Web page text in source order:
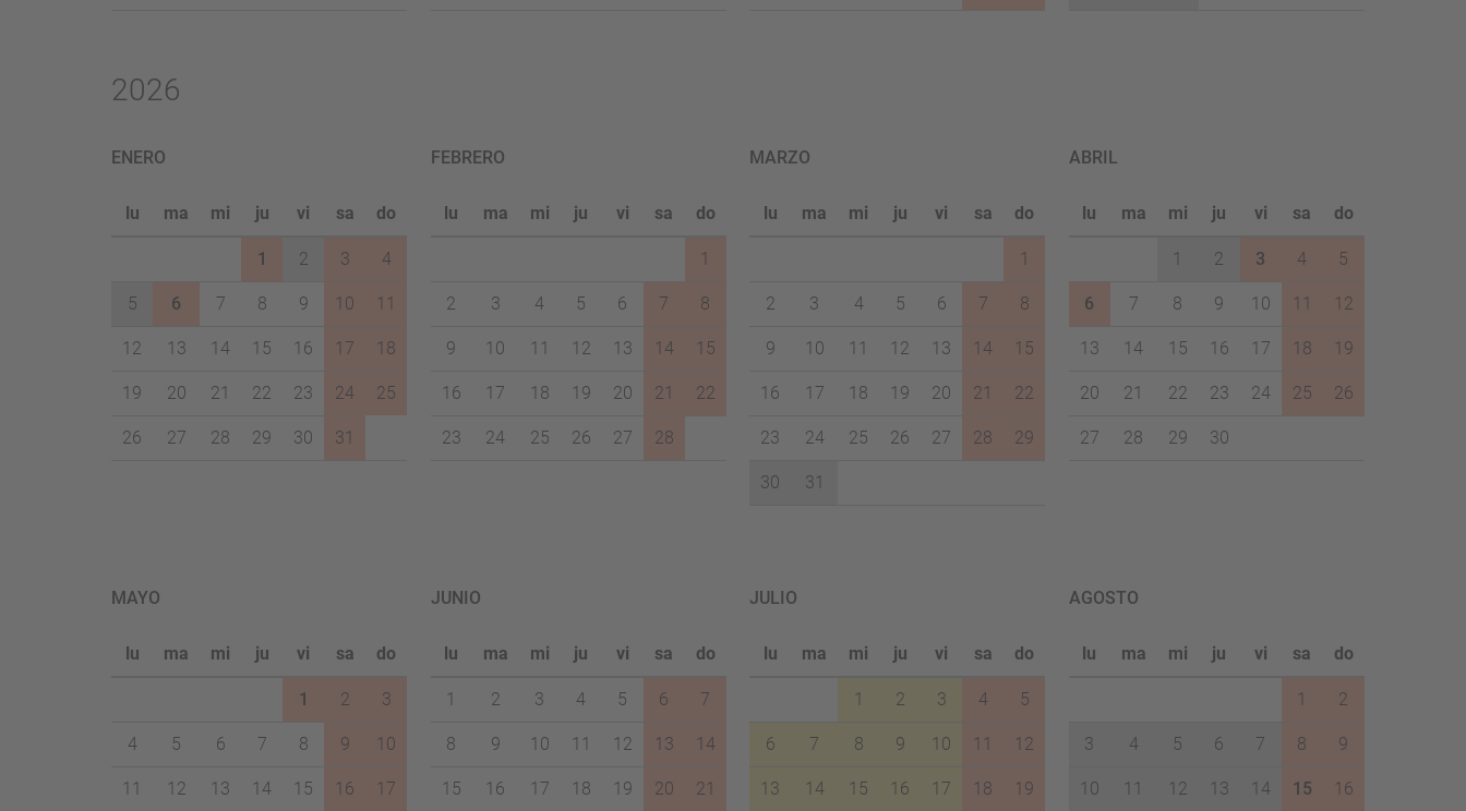
2026
ENERO
lu ma mi ju vi sa do
1 2 3 4
5 6 7 8 9 10 11
12 13 14 15 16 17 18
19 20 21 22 23 24 25
26 27 28 29 30 31
FEBRERO
lu ma mi ju vi sa do
1
2 3 4 5 6 7 8
9 10 11 12 13 14 15
16 17 18 19 20 21 22
23 24 25 26 27 28
MARZO
lu ma mi ju vi sa do
1
2 3 4 5 6 7 8
9 10 11 12 13 14 15
16 17 18 19 20 21 22
23 24 25 26 27 28 29
30 31
ABRIL
lu ma mi ju vi sa do
1 2 3 4 5
6 7 8 9 10 11 12
13 14 15 16 17 18 19
20 21 22 23 24 25 26
27 28 29 30
MAYO
lu ma mi ju vi sa do
1 2 3
4 5 6 7 8 9 10
11 12 13 14 15 16 17
JUNIO
lu ma mi ju vi sa do
1 2 3 4 5 6 7
8 9 10 11 12 13 14
15 16 17 18 19 20 21
JULIO
lu ma mi ju vi sa do
1 2 3 4 5
6 7 8 9 10 11 12
13 14 15 16 17 18 19
AGOSTO
lu ma mi ju vi sa do
1 2
3 4 5 6 7 8 9
10 11 12 13 14 15 16